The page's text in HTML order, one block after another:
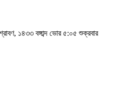
১৪৩৩ বঙ্গাব্দ ভোর ৫:০৫ শুক্রবার